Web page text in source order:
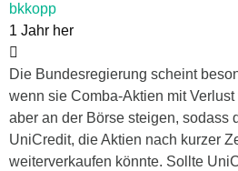
bkkopp
1 Jahr her
Die Bundesregierung scheint
wenn sie Comba-Aktien mit
aber an der Börse steigen, sodass
UniCredit, die Aktien nach kurzer
weiterverkaufen könnte. Sollte